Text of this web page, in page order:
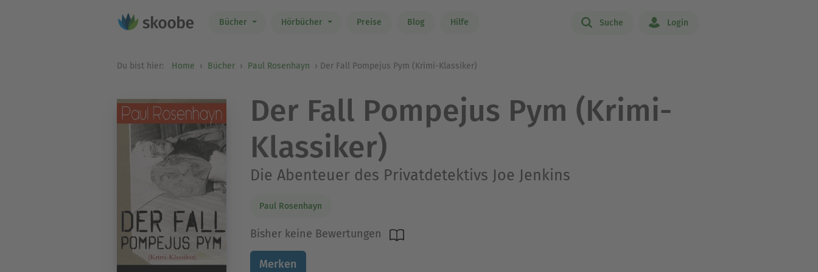
Bücher Hörbücher Preise Blog Hilfe Suche Login
Du bist hier: Home Bücher Paul Rosenhayn Der Fall Pompejus Pym (Krimi-Klassiker)
Der Fall Pompejus Pym (Krimi-
Klassiker)
Die Abenteuer des Privatdetektivs Joe Jenkins
Paul Rosenhayn
Bisher keine Bewertungen
Merken